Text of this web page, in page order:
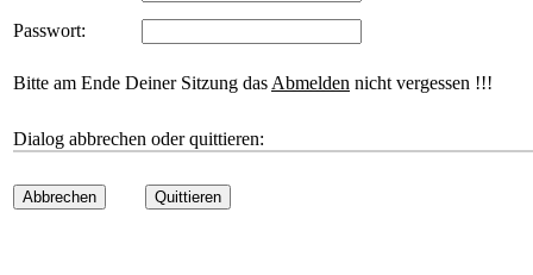
Passwort:
Bitte am Ende Deiner Sitzung das Abmelden nicht vergessen !!!
Dialog abbrechen oder quittieren:
Abbrechen Quittieren